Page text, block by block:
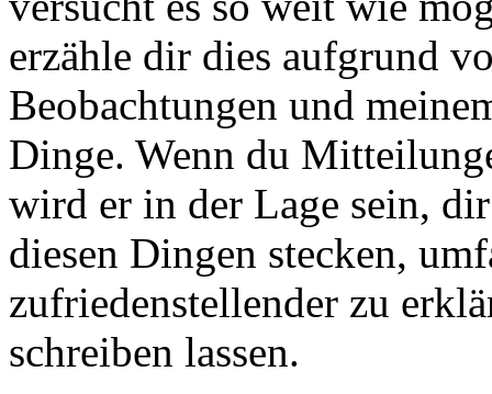
erzähle dir dies aufgrund
Beobachtungen und
Dinge. Wenn du
wird er in der Lage sein,
diesen Dingen stecken,
zufriedenstellender zu
schreiben lassen.